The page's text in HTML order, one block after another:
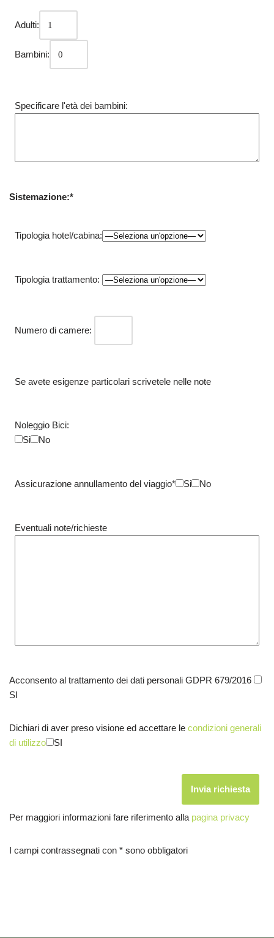
Adulti:
Bambini:
Specificare l'età dei bambini:
Sistemazione:*
Tipologia hotel/cabina:
Tipologia trattamento:
Numero di camere:
Se avete esigenze particolari scrivetele nelle note
Noleggio Bici:
Si
No
Assicurazione annullamento del viaggio* Si No
Eventuali note/richieste
Acconsento al trattamento dei dati personali GDPR 679/2016
SI
Dichiari di aver preso visione ed accettare le condizioni generali
di utilizzo
SI
Per maggiori informazioni fare riferimento alla pagina privacy
I campi contrassegnati con * sono obbligatori